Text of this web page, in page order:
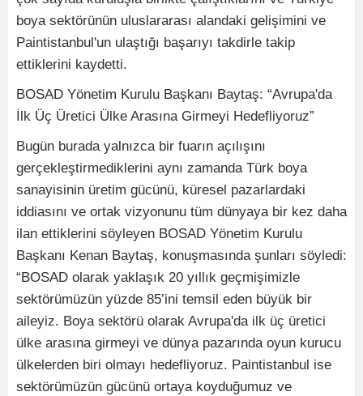
boya sektörünün uluslararası alandaki gelişimini ve
Paintistanbul'un ulaştığı başarıyı takdirle takip
ettiklerini kaydetti.
BOSAD Yönetim Kurulu Başkanı Baytaş: “Avrupa'da
İlk Üç Üretici Ülke Arasına Girmeyi Hedefliyoruz”
Bugün burada yalnızca bir fuarın açılışını
gerçekleştirmediklerini aynı zamanda Türk boya
sanayisinin üretim gücünü, küresel pazarlardaki
iddiasını ve ortak vizyonunu tüm dünyaya bir kez daha
ilan ettiklerini söyleyen BOSAD Yönetim Kurulu
Başkanı Kenan Baytaş, konuşmasında şunları söyledi:
“BOSAD olarak yaklaşık 20 yıllık geçmişimizle
sektörümüzün yüzde 85’ini temsil eden büyük bir
aileyiz. Boya sektörü olarak Avrupa'da ilk üç üretici
ülke arasına girmeyi ve dünya pazarında oyun kurucu
ülkelerden biri olmayı hedefliyoruz. Paintistanbul ise
sektörümüzün gücünü ortaya koyduğumuz ve